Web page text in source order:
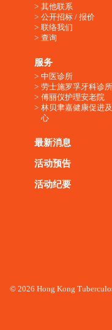
其他联系
公开招标 / 报价
联络我们
查询
服务
中医诊所
劳士施罗孚牙科诊所
傅丽仪护理安老院
林贝聿嘉健康促进
心
最新消息
活动预告
活动纪要
© 2026 Hong Kong